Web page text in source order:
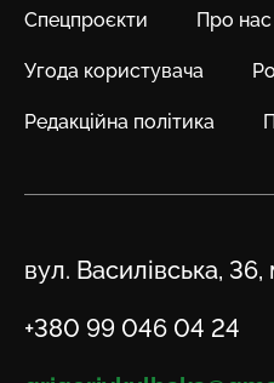
Спецпроєкти Про нас
Угода користувача
Редакційна політика
Адреса
вул. Василівська,
Телефон
+380 99 046 04 24